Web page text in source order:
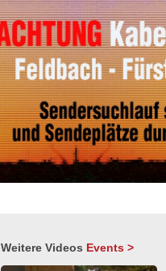
Weitere Videos Events >